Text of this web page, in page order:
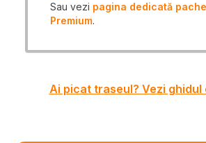
Sau vezi pagina dedicată
Premium.
Ai picat traseul? Vezi